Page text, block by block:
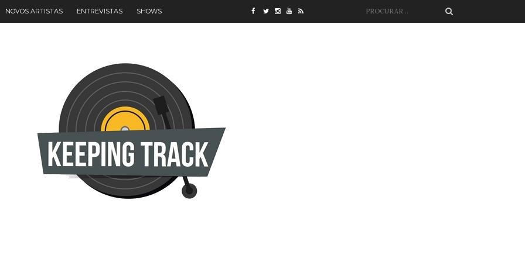
NOVOS ARTISTAS ENTREVISTAS SHOWS